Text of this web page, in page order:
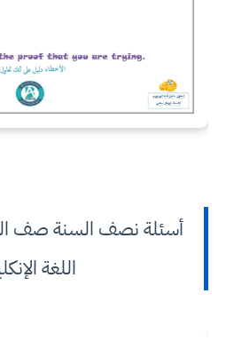
أسئلة نصف السنة صف
اللغة